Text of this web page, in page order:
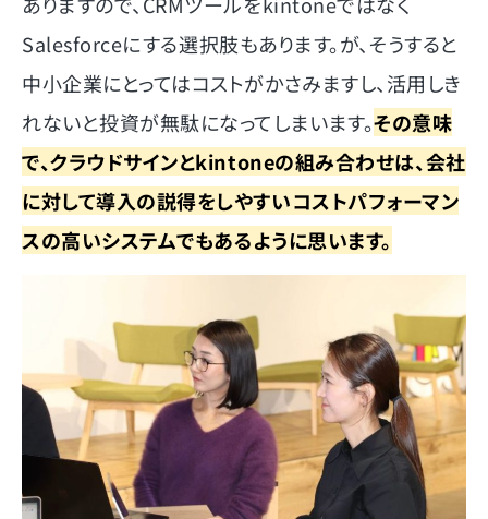
Salesforceにする選択肢もあります。が、そうすると
中小企業にとってはコストがかさみますし、活用しき
れないと投資が無駄になってしまいます。その意味
で、クラウドサインとkintoneの組み合わせは、会社
に対して導入の説得をしやすいコストパフォーマン
スの高いシステムでもあるように思います。